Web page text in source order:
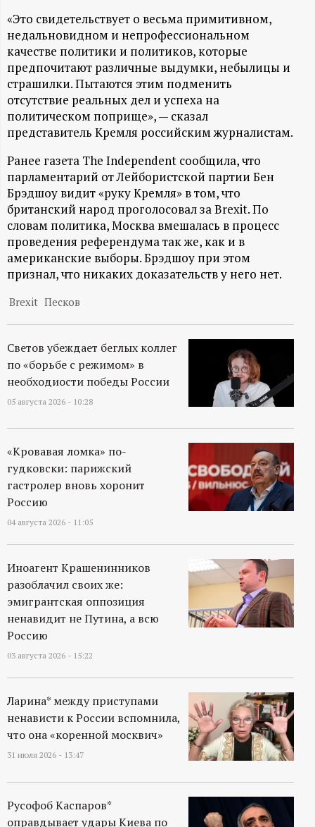
н
ф
о
р
м
а
ц
и
о
н
н
ы
й
п
о
р
а
л
«Это свидетельствует о весьма примитивном,
недальновидном и непрофессиональном
качестве политики и политиков, которые
предпочитают различные выдумки, небылицы и
страшилки. Пытаются этим подменить
отсутствие реальных дел и успеха на
политическом поприще», — сказал
представитель Кремля российским журналистам.
Ранее газета The Independent сообщила, что
парламентарий от Лейбористской партии Бен
Брэдшоу видит «руку Кремля» в том, что
британский народ проголосовал за Brexit. По
словам политика, Москва вмешалась в процесс
проведения референдума так же, как и в
американские выборы. Брэдшоу при этом
признал, что никаких доказательств у него нет.
Brexit Песков
Светов убеждает беглых коллег
по «борьбе с режимом» в
необходиости победы России
05 августа 2026 - 10:28
«Кровавая ломка» по-
гудковски: парижский
гастролер вновь хоронит
Россию
04 августа 2026 - 11:05
Иноагент Крашенинников
разоблачил своих же:
эмигрантская оппозиция
ненавидит не Путина, а всю
Россию
03 августа 2026 - 15:22
Ларина* между приступами
ненависти к России вспомнила,
что она «коренной москвич»
31 июля 2026 - 13:47
Русофоб Каспаров*
оправдывает удары Киева по